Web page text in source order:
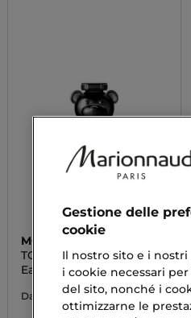
MOSCHINO
TOY BOY
Eau De Parfum
Da 77,00 €
Gestione delle
cookie
Il nostro sito e i
i cookie necessari
del sito, nonché i
ottimizzarne le